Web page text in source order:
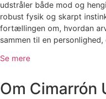
udstråler både mod og
robust fysik og skarpt
fortællingen om, hvordan
sammen til en
Se mere
Om Cimarrón